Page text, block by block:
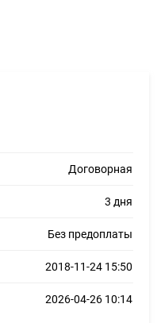
Договорная
3 дня
Без предоплаты
2018-11-24 15:50
2026-04-26 10:14